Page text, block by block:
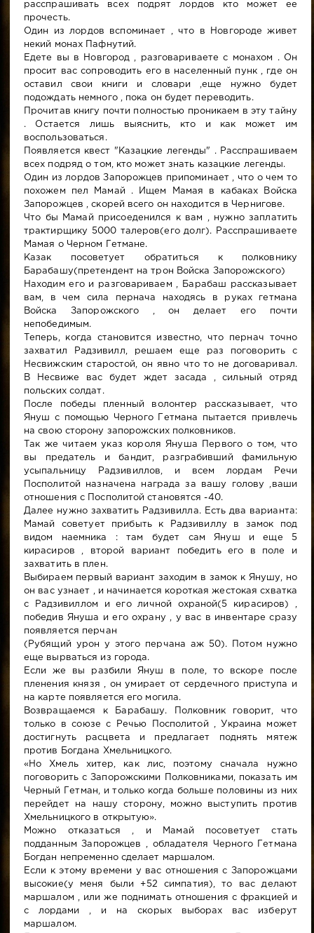
расспрашивать всех подрят лордов кто может ее
прочесть.
Один из лордов вспоминает , что в Новгороде живет
некий монах Пафнутий.
Едете вы в Новгород , разговариваете с монахом . Он
просит вас сопроводить его в населенный пунк , где он
оставил свои книги и словари ,еще нужно будет
подождать немного , пока он будет переводить.
Прочитав книгу почти полностью проникаем в эту тайну
. Остается лишь выяснить, кто и как может им
воспользоваться.
Появляется квест "Казацкие легенды" . Расспрашиваем
всех подряд о том, кто может знать казацкие легенды.
Один из лордов Запорожцев припоминает , что о чем то
похожем пел Мамай . Ищем Мамая в кабаках Войска
Запорожцев , скорей всего он находится в Чернигове.
Что бы Мамай присоеденился к вам , нужно заплатить
трактирщику 5000 талеров(его долг). Расспрашиваете
Мамая о Черном Гетмане.
Казак посоветует обратиться к полковнику
Барабашу(претендент на трон Войска Запорожского)
Находим его и разговариваем , Барабаш рассказывает
вам, в чем сила пернача находясь в руках гетмана
Войска Запорожского , он делает его почти
непобедимым.
Теперь, когда становится известно, что пернач точно
захватил Радзивилл, решаем еще раз поговорить с
Несвижским старостой, он явно что то не договаривал.
В Несвиже вас будет ждет засада , сильный отряд
польских солдат.
После победы пленный волонтер рассказывает, что
Януш с помощью Черного Гетмана пытается привлечь
на свою сторону запорожских полковников.
Так же читаем указ короля Януша Первого о том, что
вы предатель и бандит, разграбивший фамильную
усыпальницу Радзивиллов, и всем лордам Речи
Посполитой назначена награда за вашу голову ,ваши
отношения с Посполитой становятся -40.
Далее нужно захватить Радзивилла. Есть два варианта:
Мамай советует прибыть к Радзивиллу в замок под
видом наемника : там будет сам Януш и еще 5
кирасиров , второй вариант победить его в поле и
захватить в плен.
Выбираем первый вариант заходим в замок к Янушу, но
он вас узнает , и начинается короткая жестокая схватка
с Радзивиллом и его личной охраной(5 кирасиров) ,
победив Януша и его охрану , у вас в инвентаре сразу
появляется перчан
(Рубящий урон у этого перчана аж 50). Потом нужно
еще вырваться из города.
Если же вы разбили Януш в поле, то вскоре после
пленения князя , он умирает от сердечного приступа и
на карте появляется его могила.
Возвращаемся к Барабашу. Полковник говорит, что
только в союзе с Речью Посполитой , Украина может
достигнуть расцвета и предлагает поднять мятеж
против Богдана Хмельницкого.
«Но Хмель хитер, как лис, поэтому сначала нужно
поговорить с Запорожскими Полковниками, показать им
Черный Гетман, и только когда больше половины из них
перейдет на нашу сторону, можно выступить против
Хмельницкого в открытую».
Можно отказаться , и Мамай посоветует стать
подданным Запорожцев , обладателя Черного Гетмана
Богдан непременно сделает маршалом.
Если к этому времени у вас отношения с Запорожцами
высокие(у меня были +52 симпатия), то вас делают
маршалом , или же поднимать отношения с фракцией и
с лордами , и на скорых выборах вас изберут
маршалом.